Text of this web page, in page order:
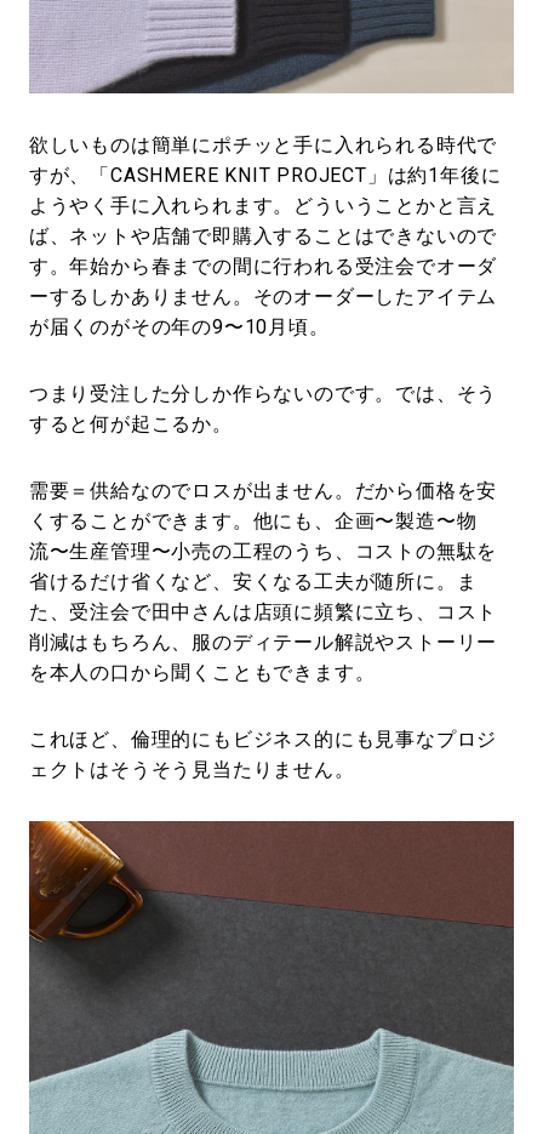
欲しいものは簡単にポチッと手に入れられる時代で
すが、「CASHMERE KNIT PROJECT」は約1年後に
ようやく手に入れられます。どういうことかと言え
ば、ネットや店舗で即購入することはできないので
す。年始から春までの間に行われる受注会でオーダ
ーするしかありません。そのオーダーしたアイテム
が届くのがその年の9〜10月頃。
つまり受注した分しか作らないのです。では、そう
すると何が起こるか。
需要＝供給なのでロスが出ません。だから価格を安
くすることができます。他にも、企画〜製造〜物
流〜生産管理〜小売の工程のうち、コストの無駄を
省けるだけ省くなど、安くなる工夫が随所に。ま
た、受注会で田中さんは店頭に頻繁に立ち、コスト
削減はもちろん、服のディテール解説やストーリー
を本人の口から聞くこともできます。
これほど、倫理的にもビジネス的にも見事なプロジ
ェクトはそうそう見当たりません。